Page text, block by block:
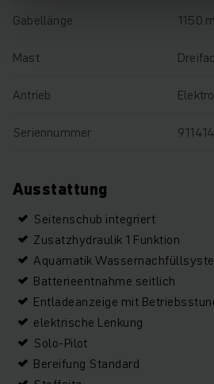
Gabellänge 1150
Mast
Antrieb Elektro
Seriennummer
Ausstattung
Seitenschub integriert
Zusatzhydraulik 1 Funktion
Aquamatik
Batterieentnahme seitlich
Entladeanzeige mit
elektrische Lenkung
Solo-Pilot
Bereifung Standard